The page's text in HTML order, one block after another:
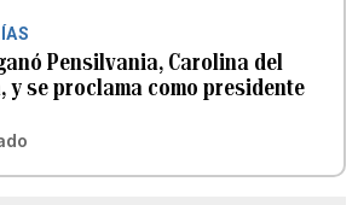
Pensilvania, Carolina del
y se proclama como presidente